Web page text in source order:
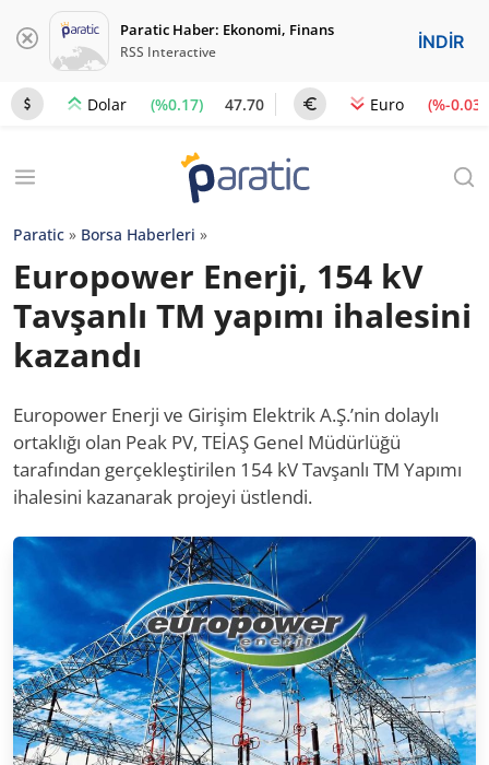
Paratic Haber: Ekonomi, Finans
RSS Interactive İNDİR
Dolar (%0.17) 47.70 Euro (%-0.03)
Paratic » Borsa Haberleri »
Europower Enerji, 154 kV
Tavşanlı TM yapımı ihalesini
kazandı
Europower Enerji ve Girişim Elektrik A.Ş.’nin dolaylı
ortaklığı olan Peak PV, TEİAŞ Genel Müdürlüğü
tarafından gerçekleştirilen 154 kV Tavşanlı TM Yapımı
ihalesini kazanarak projeyi üstlendi.